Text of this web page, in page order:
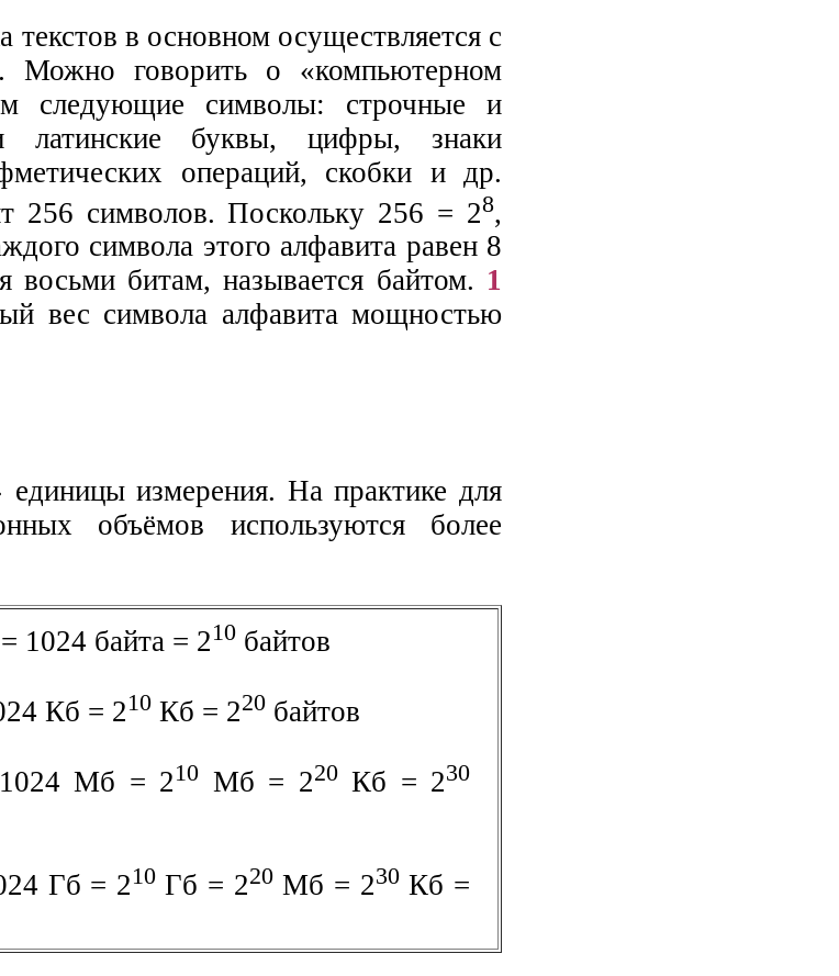
текстов в основном осуществляется с
Можно говорить о «компьютерном
следующие символы: строчные и
латинские буквы, цифры, знаки
операций, скобки и др.
256 символов. Поскольку 256 = 28,
символа этого алфавита равен 8
восьми битам, называется байтом. 1
вес символа алфавита мощностью
измерения. На практике для
объёмов используются более
1024 байта = 210 байтов
Кб = 210 Кб = 220 байтов
Мб = 210 Мб = 220Кб = 230
Гб = 210Гб = 220Мб = 230Кб =